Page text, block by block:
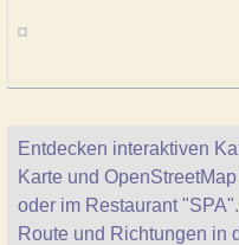
Entdecken interaktiven
Karte und
oder im Restaurant
Route und Richtungen in